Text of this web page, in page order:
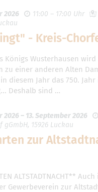
2026 11:00 – 17:00 Uhr
- Kreis-
Königs Wusterhausen
zu einer anderen Alten
diesem Jahr das 750.
Deshalb sind …
2026 – 13. September 2026
15926 Luckau
zur
ALTSTADTNACHT**
Gewerbeverein zur